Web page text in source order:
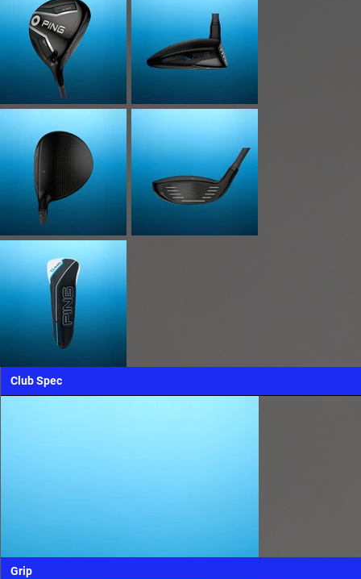
Club Spec
Grip